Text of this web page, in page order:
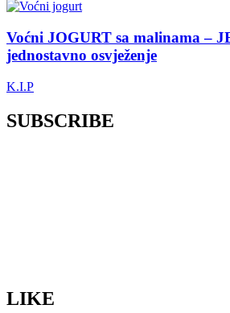
Voćni JOGURT sa malinama –
jednostavno osvježenje
K.I.P
SUBSCRIBE
LIKE